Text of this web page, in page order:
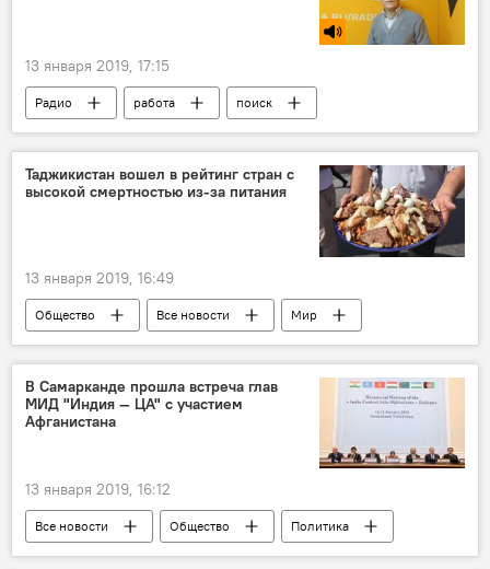
13 января 2019, 17:15
Радио работа
поиск
рабство
Таджикистан вошел в рейтинг стран с
высокой смертностью из-за питания
13 января 2019, 16:49
Общество Все новости
Мир
страна
питание смерть
В Самарканде прошла встреча глав
МИД "Индия — ЦА" с участием
Афганистана
13 января 2019, 16:12
Все новости Общество
Политика
Самарканд
Узбекистан
Индия